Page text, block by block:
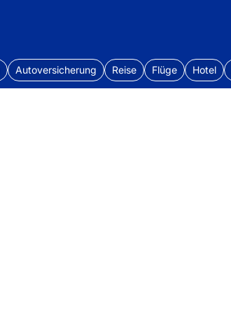
Autoversicherung Reise Flüge Hotel